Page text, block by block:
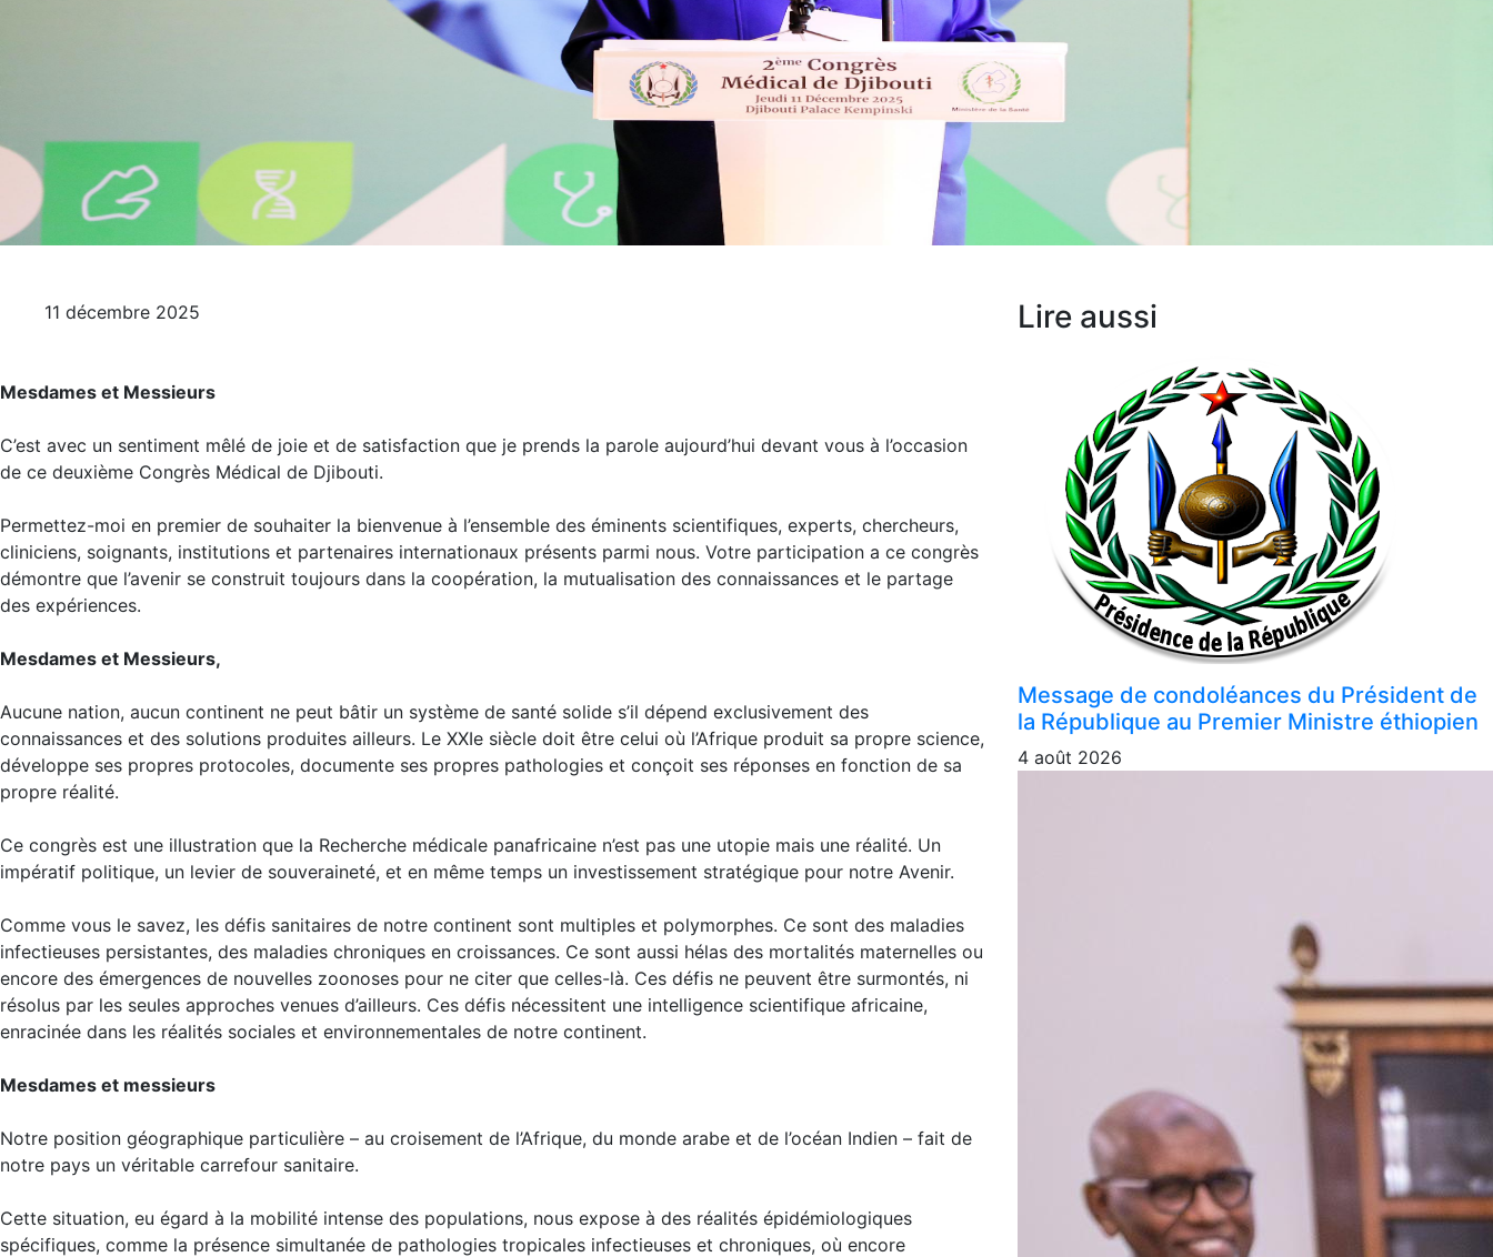
11 décembre 2025
Mesdames et Messieurs
C’est avec un sentiment mêlé de joie et de satisfaction que je prends la parole aujourd’hui devant vous à l’occasion
de ce deuxième Congrès Médical de Djibouti.
Permettez-moi en premier de souhaiter la bienvenue à l’ensemble des éminents scientifiques, experts, chercheurs,
cliniciens, soignants, institutions et partenaires internationaux présents parmi nous. Votre participation a ce congrès
démontre que l’avenir se construit toujours dans la coopération, la mutualisation des connaissances et le partage
des expériences.
Mesdames et Messieurs,
Aucune nation, aucun continent ne peut bâtir un système de santé solide s’il dépend exclusivement des
connaissances et des solutions produites ailleurs. Le XXIe siècle doit être celui où l’Afrique produit sa propre science,
développe ses propres protocoles, documente ses propres pathologies et conçoit ses réponses en fonction de sa
propre réalité.
Ce congrès est une illustration que la Recherche médicale panafricaine n’est pas une utopie mais une réalité. Un
impératif politique, un levier de souveraineté, et en même temps un investissement stratégique pour notre Avenir.
Comme vous le savez, les défis sanitaires de notre continent sont multiples et polymorphes. Ce sont des maladies
infectieuses persistantes, des maladies chroniques en croissances. Ce sont aussi hélas des mortalités maternelles ou
encore des émergences de nouvelles zoonoses pour ne citer que celles-là. Ces défis ne peuvent être surmontés, ni
résolus par les seules approches venues d’ailleurs. Ces défis nécessitent une intelligence scientifique africaine,
enracinée dans les réalités sociales et environnementales de notre continent.
Mesdames et messieurs
Notre position géographique particulière – au croisement de l’Afrique, du monde arabe et de l’océan Indien – fait de
notre pays un véritable carrefour sanitaire.
Cette situation, eu égard à la mobilité intense des populations, nous expose à des réalités épidémiologiques
spécifiques, comme la présence simultanée de pathologies tropicales infectieuses et chroniques, où encore
Lire aussi
Message de condoléances du Président de
la République au Premier Ministre éthiopien
4 août 2026